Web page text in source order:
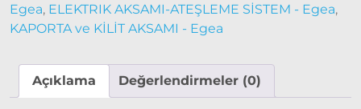
Ducato
ve Üstü
Egea, ELEKTRIK AKSAMI-ATEŞLEME SİSTEM - Egea,
KAPORTA ve KİLİT AKSAMI - Egea
Açıklama Değerlendirmeler (0)